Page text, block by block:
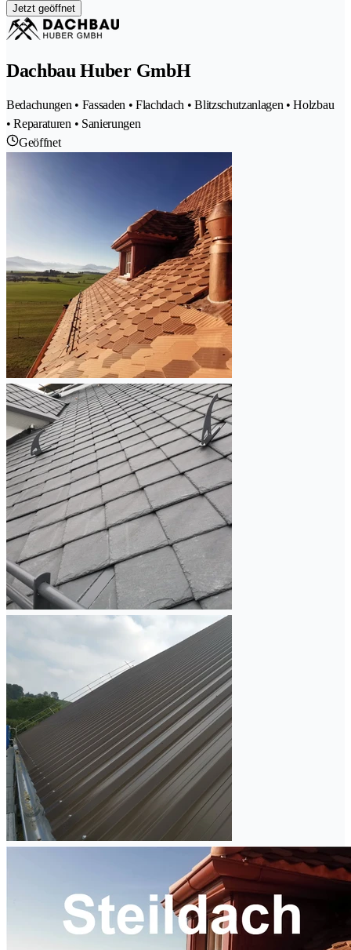
Jetzt geöffnet
Dachbau Huber GmbH
Bedachungen • Fassaden • Flachdach • Blitzschutzanlagen • Holzbau
• Reparaturen • Sanierungen
Geöffnet